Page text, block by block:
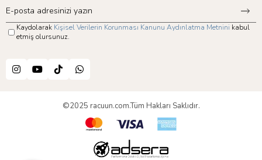
Kaydolarak Kişisel Verilerin Korunması Kanunu Aydınlatma Metnini kabul
etmiş olursunuz.
©2025 racuun.com.Tüm Hakları Saklıdır.